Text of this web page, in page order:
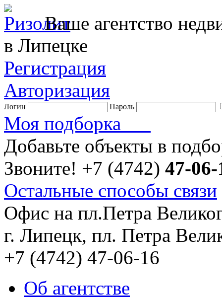
Ваше агентство
в Липецке
Регистрация
Авторизация
Логин Пароль
Моя подборка
Добавьте объекты в
Звоните! +7 (4742) 47-06-
Остальные способы связи
Офис на пл.Петра
г. Липецк, пл. Петра
+7 (4742) 47-06-16
Об агентстве